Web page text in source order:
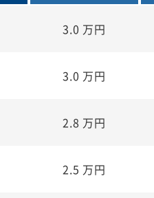
3.0 万円
3.0 万円
2.8 万円
2.5 万円